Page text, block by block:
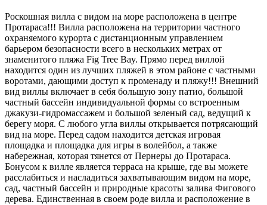
Роскошная вилла с видом на море расположена в центре
Протараса!!! Вилла расположена на территории частного
охраняемого курорта с дистанционным управлением
барьером безопасности всего в нескольких метрах от
знаменитого пляжа Fig Tree Bay. Прямо перед виллой
находится один из лучших пляжей в этом районе с частными
воротами, дающими доступ к променаду и пляжу!!! Внешний
вид виллы включает в себя большую зону патио, большой
частный бассейн индивидуальной формы со встроенным
джакузи-гидромассажем и большой зеленый сад, ведущий к
берегу моря. С любого угла виллы открывается потрясающий
вид на море. Перед садом находится детская игровая
площадка и площадка для игры в волейбол, а также
набережная, которая тянется от Пернеры до Протараса.
Бонусом к вилле является терраса на крыше, где вы можете
расслабиться и насладиться захватывающим видом на море,
сад, частный бассейн и природные красоты залива Фигового
дерева. Единственная в своем роде вилла и расположение в